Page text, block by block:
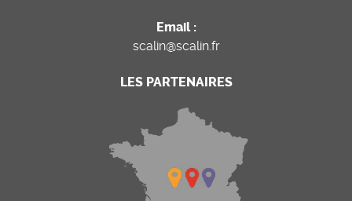
Email :
scalin@scalin.fr
LES PARTENAIRES